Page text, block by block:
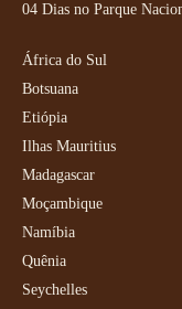
04 Dias no Parque
África do Sul
Botsuana
Etiópia
Ilhas Mauritius
Madagascar
Moçambique
Namíbia
Quênia
Seychelles